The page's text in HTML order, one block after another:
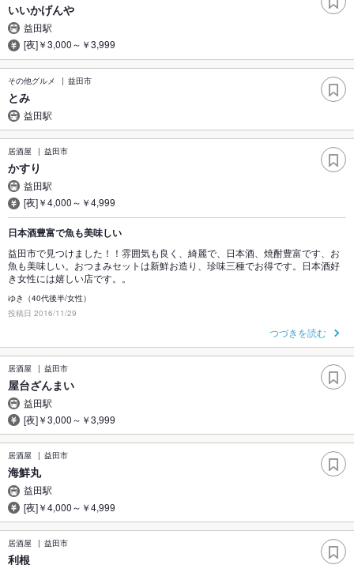
いいかげんや
益田駅
[夜]￥3,000～￥3,999
その他グルメ 益田市
とみ
益田駅
居酒屋 益田市
かすり
益田駅
[夜]￥4,000～￥4,999
日本酒豊富で魚も美味しい
益田市で見つけました！！雰囲気も良く、綺麗で、日本酒、焼酎豊富です、お
魚も美味しい。おつまみセットは新鮮お造り、珍味三種でお得です。日本酒好
き女性には嬉しい店です。。
ゆき（40代後半/女性）
投稿日 2016/11/29
つづきを読む
居酒屋 益田市
屋台ざんまい
益田駅
[夜]￥3,000～￥3,999
居酒屋 益田市
海鮮丸
益田駅
[夜]￥4,000～￥4,999
居酒屋 益田市
利根